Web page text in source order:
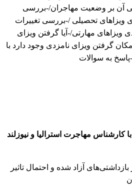
آن بر وضعیت مهاجران/-بررسی
ویزاهای تحصیلی /-بررسی تغییرات
ویزاهای مهارتی/-آیا گرفتن ویزای
امکان گرفتن ویزای نامزدی وجود دارد با
پاسخ به سوالات
کارشناس مهاجرت استرالیا و نیوزلند
آزاد شده و احتمال تاثیر